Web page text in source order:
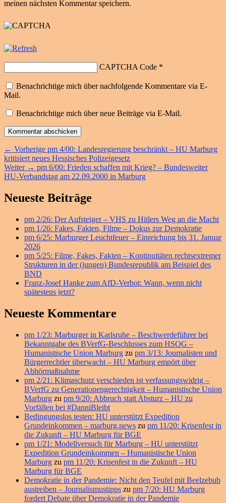
meinen nächsten Kommentar speichern.
CAPTCHA Code *
Benachrichtige mich über nachfolgende Kommentare via E-
Mail.
Benachrichtige mich über neue Beiträge via E-Mail.
Beitragsnavigation
← Vorherige Vorheriger
Beitrag:
pm 4/00: Landesregierung beschränkt – HU Marburg
kritisiert neues Hessisches Polizeigesetz
Weiter → Nächster
Beitrag:
pm 6/00: Frieden schaffen mit Krieg? – Bundesweiter
HU-Verbandstag am 22.09.2000 in Marburg
Primärer
Widget-
Bereich
Neueste Beiträge
pm 2/26: Der Aufsteiger – VHS zu Hitlers Weg an die Macht
pm 1/26: Fakes, Fakten, Filme – Dokus zur Demokratie
pm 6/25: Marburger Leuchtfeuer – Einreichung bis 31. Januar
2026
pm 5/25: Filme, Fakes, Fakten – Kontinuitäten rechtsextremer
Strukturen in der (jungen) Bundesrepublik am Beispiel des
BND
Franz-Josef Hanke zum AfD-Verbot: Wann, wenn nicht
spätestens jetzt?
Neueste Kommentare
pm 1/23: Marburger in Karlsruhe – Beschwerdeführer bei
Bekanntgabe des BVerfG-Beschlusses zum HSOG –
Humanistische Union Marburg zu pm 3/13: Journalisten und
Bürgerrechtler überwacht – HU Marburg empört über
Abhörmaßnahme
pm 2/21: Klimaschutz verschieden ist verfassungswidrig –
BVerfG zu Generationengerechtigkeit – Humanistische Union
Marburg zu pm 9/20: Abbruch statt Absturz – HU zu
Vorfällen bei #DanniBleibt
Bedingungslos testen: HU unterstützt Expedition
Grundeinkommen – marburg.news zu pm 11/20: Krisenfest in
die Zukunft – HU Marburg für BGE
pm 1/21: Modellversuch für Marburg – HU unterstützt
Expedition Grundeinkommen – Humanistische Union
Marburg zu pm 11/20: Krisenfest in die Zukunft – HU
Marburg für BGE
Demokratie in der Pandemie: Nicht den Teufel mit Beelzebub
austreiben – Journalismustipps zu pm 7/20: HU Marburg
fordert Debate über Demokratie in der Pandemie